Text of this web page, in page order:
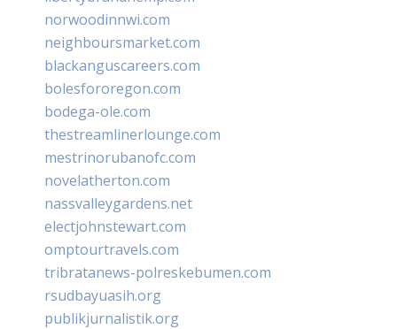
norwoodinnwi.com
neighboursmarket.com
blackanguscareers.com
bolesfororegon.com
bodega-ole.com
thestreamlinerlounge.com
mestrinorubanofc.com
novelatherton.com
nassvalleygardens.net
electjohnstewart.com
omptourtravels.com
tribratanews-polreskebumen.com
rsudbayuasih.org
publikjurnalistik.org